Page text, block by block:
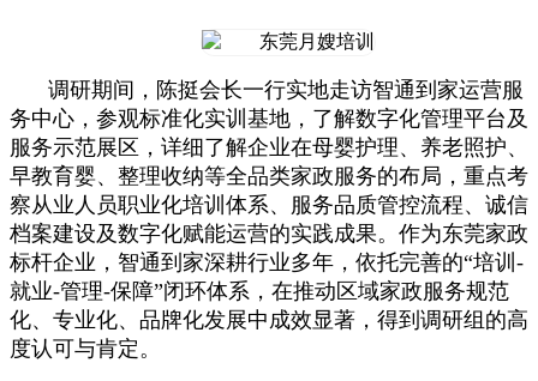
调研期间，陈挺会长一行实地走访智通到家运营服
务中心，参观标准化实训基地，了解数字化管理平台及
服务示范展区，详细了解企业在母婴护理、养老照护、
早教育婴、整理收纳等全品类家政服务的布局，重点考
察从业人员职业化培训体系、服务品质管控流程、诚信
档案建设及数字化赋能运营的实践成果。作为东莞家政
标杆企业，智通到家深耕行业多年，依托完善的“培训-
就业-管理-保障”闭环体系，在推动区域家政服务规范
化、专业化、品牌化发展中成效显著，得到调研组的高
度认可与肯定。